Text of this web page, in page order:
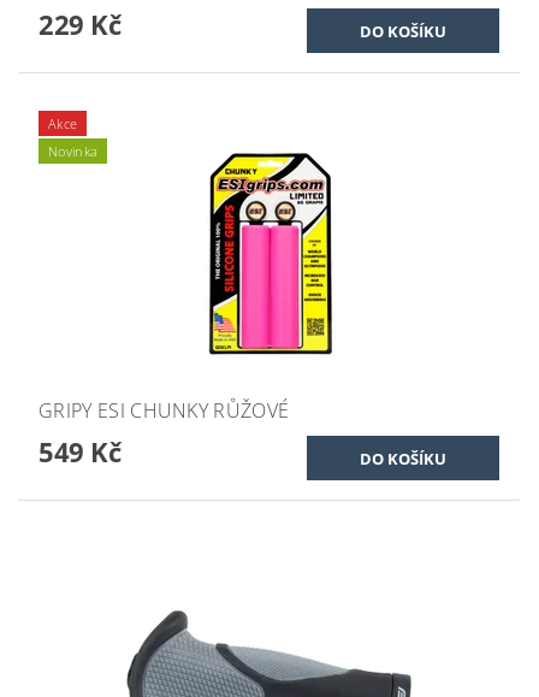
229 Kč
Akce
Novinka
GRIPY ESI CHUNKY RŮŽOVÉ
549 Kč